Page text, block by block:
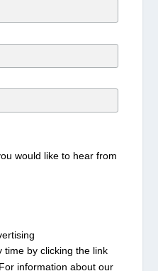
would like to hear from
time by clicking the link
information about our